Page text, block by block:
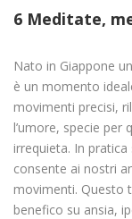
6 Meditate,
Nato in Giappone
è un momento
movimenti precisi,
l’umore, specie per
irrequieta. In
consente ai nostri
movimenti. Questo
benefico su ansia,